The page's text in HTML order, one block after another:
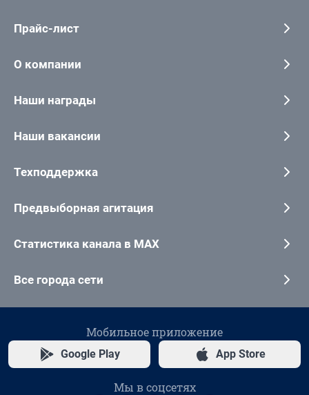
Прайс-лист
О компании
Наши награды
Наши вакансии
Техподдержка
Предвыборная агитация
Статистика канала в MAX
Все города сети
Мобильное приложение
Google Play App Store
Мы в соцсетях